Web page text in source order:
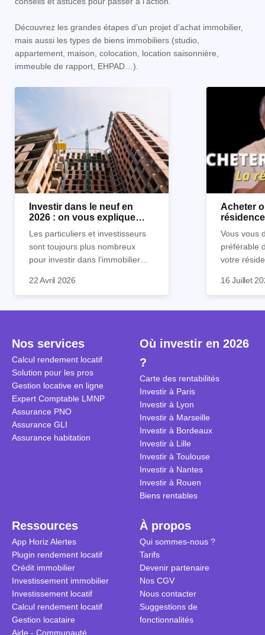
Découvrez les grandes étapes d’un projet d’achat immobilier,
mais aussi les types de biens immobiliers (studio,
appartement, maison, colocation, location saisonnière,
immeuble de rapport, EHPAD…).
Investir dans le neuf en
2026 : on vous explique
Les particuliers et investisseurs
sont toujours plus nombreux
pour investir dans l’immobilier
nombreux avantages à choisir ce
expliquons tout dans cet article.
22 Avril 2026
Acheter
Vous vous
préférable
votre
pour
la règle
secondes
fenêtres"
sécuriser
16 Juillet
Nos services
Calcul rendement locatif
Solution pour les pros
Gestion locative en ligne
Expert Comptable LMNP
Assurance PNO
Assurance GLI
Assurance habitation
Où investir en 2026
?
Carte des rentabilités
Investir à Paris
Investir à Lyon
Investir à Marseille
Investir à Bordeaux
Investir à Lille
Investir à Toulouse
Investir à Nantes
Investir à Rouen
Biens rentables
Ressources
App Horiz Alertes
Plugin rendement locatif
Crédit immobilier
Investissement immobilier
Investissement locatif
Calcul rendement locatif
Gestion locataire
Aide - Communauté
À propos
Qui sommes-nous ?
Tarifs
Devenir partenaire
Nos CGV
Nous contacter
Suggestions de
fonctionnalités